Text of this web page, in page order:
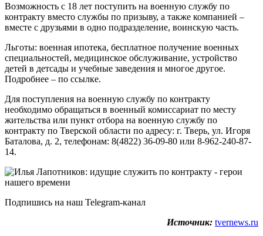
Возможность с 18 лет поступить на военную службу по
контракту вместо службы по призыву, а также компанией –
вместе с друзьями в одно подразделение, воинскую часть.
Льготы: военная ипотека, бесплатное получение военных
специальностей, медицинское обслуживание, устройство
детей в детсады и учебные заведения и многое другое.
Подробнее – по ссылке.
Для поступления на военную службу по контракту
необходимо обращаться в военный комиссариат по месту
жительства или пункт отбора на военную службу по
контракту по Тверской области по адресу: г. Тверь, ул. Игоря
Баталова, д. 2, телефонам: 8(4822) 36-09-80 или 8-962-240-87-
14.
Подпишись на наш Telegram-канал
Источник: tvernews.ru